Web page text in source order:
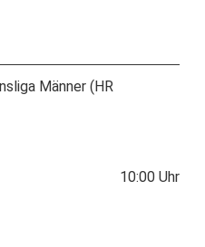
Männer (HR
10:00 Uhr